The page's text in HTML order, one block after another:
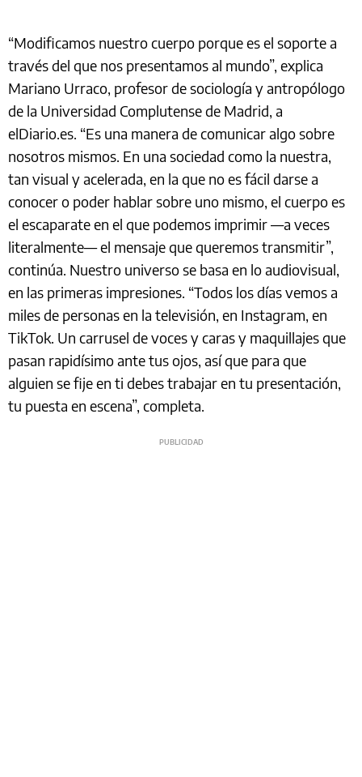
“Modificamos nuestro cuerpo porque es el soporte a
través del que nos presentamos al mundo”, explica
Mariano Urraco, profesor de sociología y antropólogo
de la Universidad Complutense de Madrid, a
elDiario.es. “Es una manera de comunicar algo sobre
nosotros mismos. En una sociedad como la nuestra,
tan visual y acelerada, en la que no es fácil darse a
conocer o poder hablar sobre uno mismo, el cuerpo es
el escaparate en el que podemos imprimir —a veces
literalmente— el mensaje que queremos transmitir”,
continúa. Nuestro universo se basa en lo audiovisual,
en las primeras impresiones. “Todos los días vemos a
miles de personas en la televisión, en Instagram, en
TikTok. Un carrusel de voces y caras y maquillajes que
pasan rapidísimo ante tus ojos, así que para que
alguien se fije en ti debes trabajar en tu presentación,
tu puesta en escena”, completa.